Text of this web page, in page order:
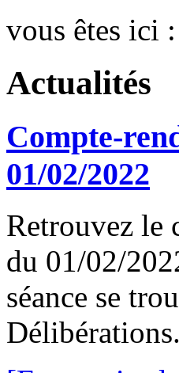
vous êtes ici :
Actualités
Compte-
01/02/2022
Retrouvez le
du 01/02/
séance se
Délibérations.